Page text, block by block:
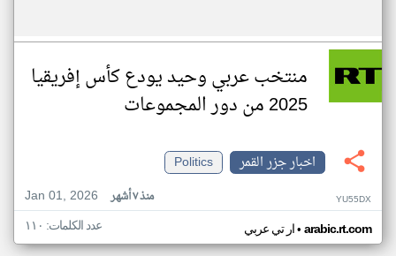
منتخب عربي وحيد يودع كأس إفريقيا
2025 من دور المجموعات
اخبار جزر القمر
Politics
Jan 01, 2026
منذ ٧ أشهر YU55DX
ار تي عربي• arabic.rt.com عدد الكلمات: ١١٠